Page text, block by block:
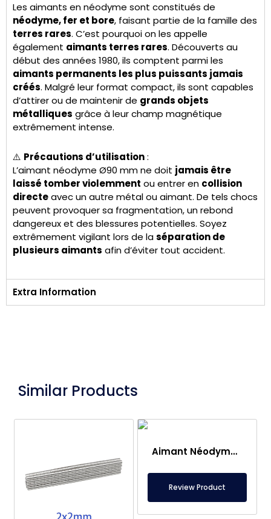
Les aimants en néodyme sont constitués de
néodyme, fer et bore, faisant partie de la famille des
terres rares. C’est pourquoi on les appelle
également aimants terres rares. Découverts au
début des années 1980, ils comptent parmi les
aimants permanents les plus puissants jamais
créés. Malgré leur format compact, ils sont capables
d’attirer ou de maintenir de grands objets
métalliques grâce à leur champ magnétique
extrêmement intense.
⚠️ Précautions d’utilisation:
L’aimant néodyme Ø90 mm ne doit jamais être
laissé tomber violemment ou entrer en collision
directeavec un autre métal ou aimant. De tels chocs
peuvent provoquer sa fragmentation, un rebond
dangereux et des blessures potentielles. Soyez
extrêmement vigilant lors de laséparation de
plusieurs aimants afin d’éviter tout accident.
Extra Information
Similar Products
Aimant Néodyme Ø80×5 mm – Capacité de Levage 200 kg
Review Product